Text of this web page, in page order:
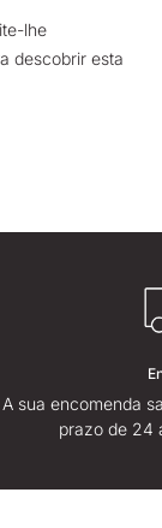
lhe
descobrir esta
A sua encomenda
prazo de 24